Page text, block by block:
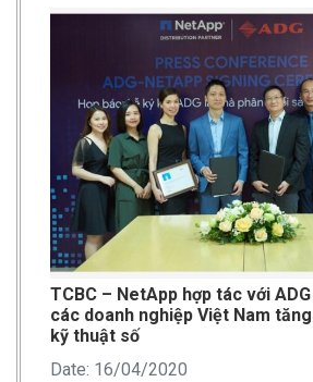
TCBC – NetApp hợp tác với
các doanh nghiệp Việt Nam
kỹ thuật số
Date: 16/04/2020